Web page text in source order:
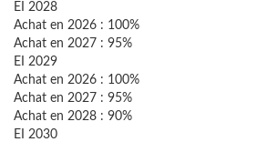
EI 2028
Achat en 2026 : 100%
Achat en 2027 : 95%
EI 2029
Achat en 2026 : 100%
Achat en 2027 : 95%
Achat en 2028 : 90%
EI 2030